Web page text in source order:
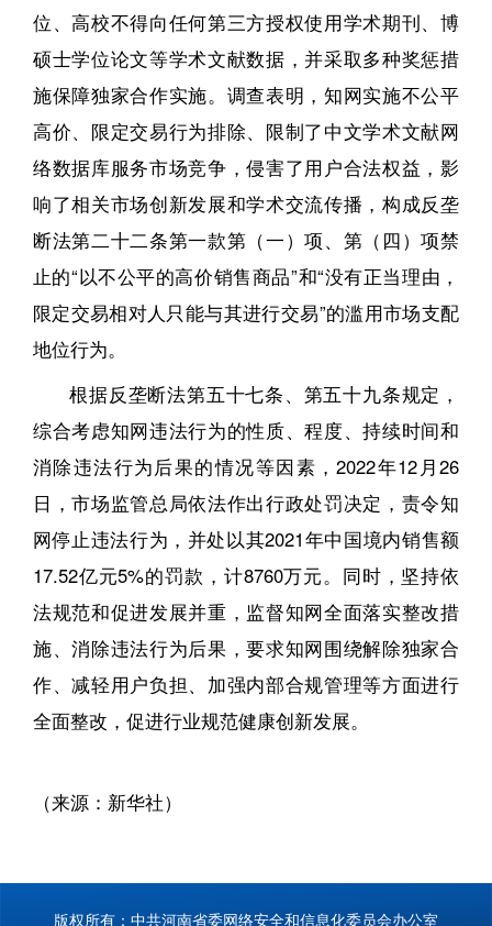
位、高校不得向任何第三方授权使用学术期刊、博
硕士学位论文等学术文献数据，并采取多种奖惩措
施保障独家合作实施。调查表明，知网实施不公平
高价、限定交易行为排除、限制了中文学术文献网
络数据库服务市场竞争，侵害了用户合法权益，影
响了相关市场创新发展和学术交流传播，构成反垄
断法第二十二条第一款第（一）项、第（四）项禁
止的“以不公平的高价销售商品”和“没有正当理由，
限定交易相对人只能与其进行交易”的滥用市场支配
地位行为。
根据反垄断法第五十七条、第五十九条规定，
综合考虑知网违法行为的性质、程度、持续时间和
消除违法行为后果的情况等因素，2022年12月26
日，市场监管总局依法作出行政处罚决定，责令知
网停止违法行为，并处以其2021年中国境内销售额
17.52亿元5%的罚款，计8760万元。同时，坚持依
法规范和促进发展并重，监督知网全面落实整改措
施、消除违法行为后果，要求知网围绕解除独家合
作、减轻用户负担、加强内部合规管理等方面进行
全面整改，促进行业规范健康创新发展。
（来源：新华社）
版权所有：中共河南省委网络安全和信息化委员会办公室